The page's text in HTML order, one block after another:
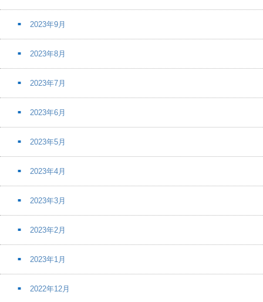
2023年9月
2023年8月
2023年7月
2023年6月
2023年5月
2023年4月
2023年3月
2023年2月
2023年1月
2022年12月